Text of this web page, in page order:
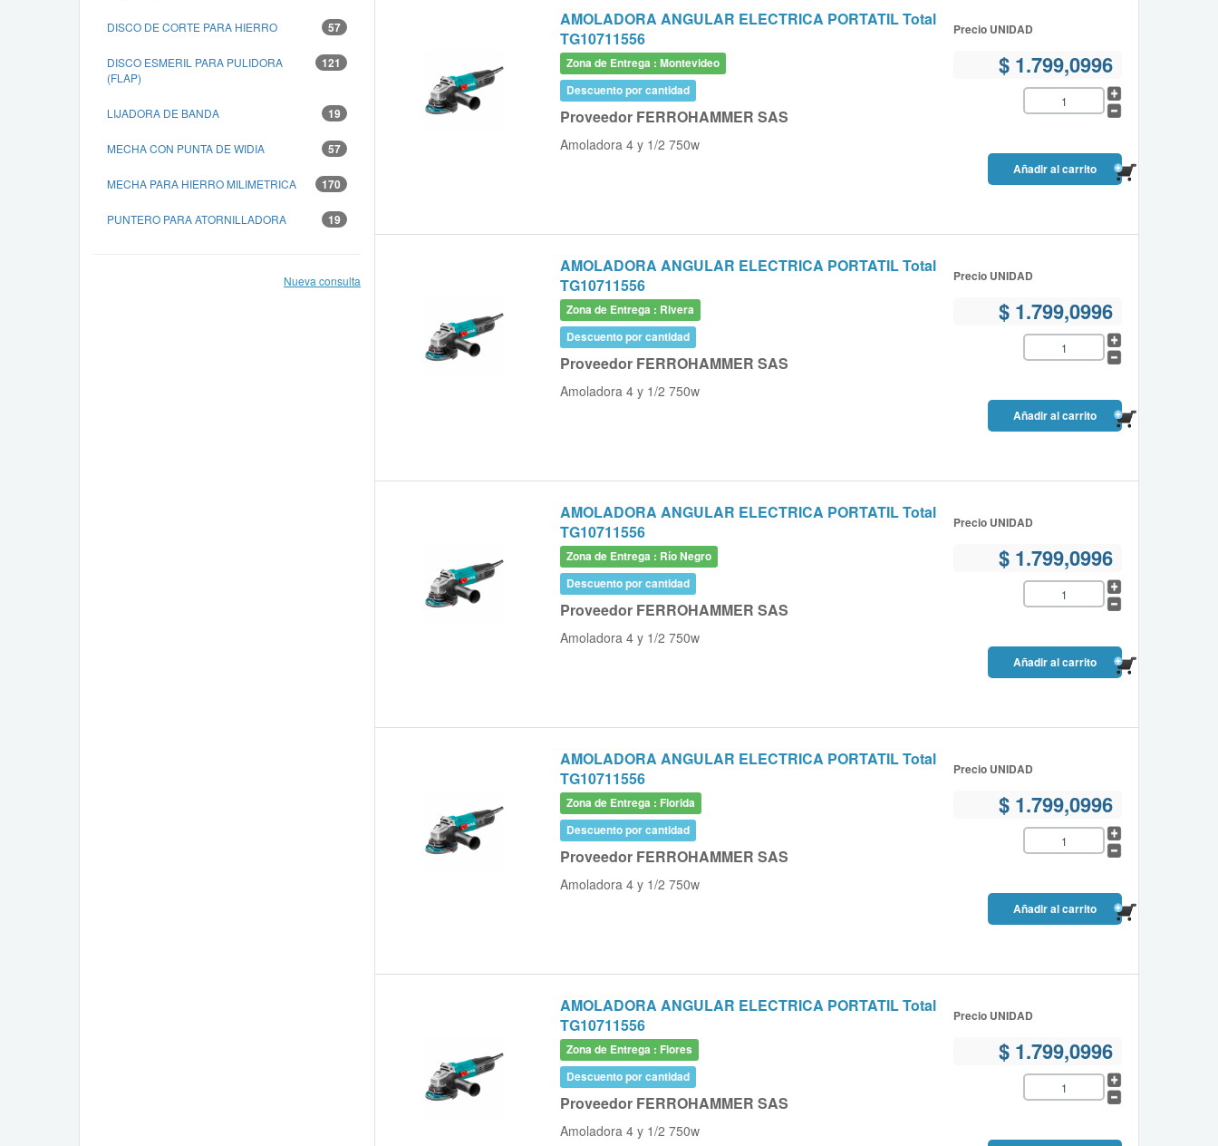
57
DISCO DE CORTE PARA HIERRO
121
DISCO ESMERIL PARA PULIDORA
(FLAP)
19
LIJADORA DE BANDA
57
MECHA CON PUNTA DE WIDIA
170
MECHA PARA HIERRO MILIMETRICA
19
PUNTERO PARA ATORNILLADORA
Nueva consulta
AMOLADORA ANGULAR ELECTRICA PORTATIL Total
TG10711556
Zona de Entrega : Montevideo
Descuento por cantidad
Proveedor FERROHAMMER SAS
Amoladora 4 y 1/2 750w
Precio UNIDAD
$ 1.799,0996
AMOLADORA ANGULAR ELECTRICA PORTATIL Total
TG10711556
Zona de Entrega : Rivera
Descuento por cantidad
Proveedor FERROHAMMER SAS
Amoladora 4 y 1/2 750w
Precio UNIDAD
$ 1.799,0996
AMOLADORA ANGULAR ELECTRICA PORTATIL Total
TG10711556
Zona de Entrega : Río Negro
Descuento por cantidad
Proveedor FERROHAMMER SAS
Amoladora 4 y 1/2 750w
Precio UNIDAD
$ 1.799,0996
AMOLADORA ANGULAR ELECTRICA PORTATIL Total
TG10711556
Zona de Entrega : Florida
Descuento por cantidad
Proveedor FERROHAMMER SAS
Amoladora 4 y 1/2 750w
Precio UNIDAD
$ 1.799,0996
AMOLADORA ANGULAR ELECTRICA PORTATIL Total
TG10711556
Zona de Entrega : Flores
Descuento por cantidad
Proveedor FERROHAMMER SAS
Amoladora 4 y 1/2 750w
Precio UNIDAD
$ 1.799,0996